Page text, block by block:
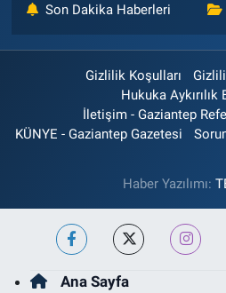
Son Dakika Haberleri
Gizlilik Koşulları
Hukuka Aykırılık
İletişim - Gaziantep
KÜNYE - Gaziantep Gazetesi
Haber Yazılımı:
Ana Sayfa